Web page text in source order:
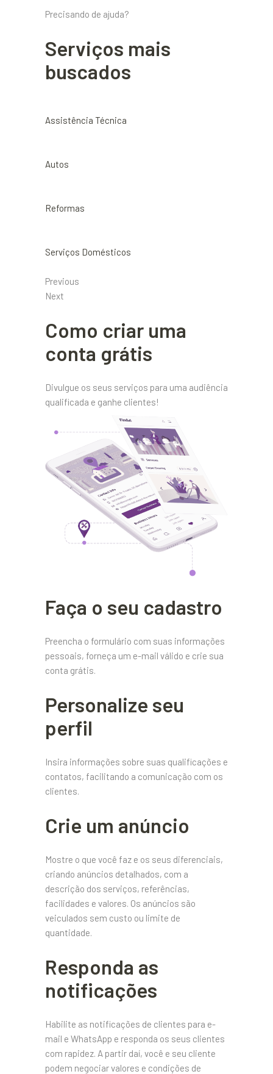
Precisando de ajuda?
Serviços mais
buscados
Assistência Técnica
Autos
Reformas
Serviços Domésticos
Previous
Next
Como criar uma
conta grátis
Divulgue os seus serviços para uma audiência
qualificada e ganhe clientes!
Faça o seu cadastro
Preencha o formulário com suas informações
pessoais, forneça um e-mail válido e crie sua
conta grátis.
Personalize seu
perfil
Insira informações sobre suas qualificações e
contatos, facilitando a comunicação com os
clientes.
Crie um anúncio
Mostre o que você faz e os seus diferenciais,
criando anúncios detalhados, com a
descrição dos serviços, referências,
facilidades e valores. Os anúncios são
veiculados sem custo ou limite de
quantidade.
Responda as
notificações
Habilite as notificações de clientes para e-
mail e WhatsApp e responda os seus clientes
com rapidez. A partir daí, você e seu cliente
podem negociar valores e condições de